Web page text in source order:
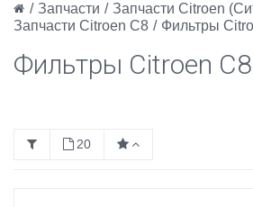
/ Запчасти / Запчасти Citroen
Запчасти Citroen C8 / Фильтры
Фильтры Citroen C8
20